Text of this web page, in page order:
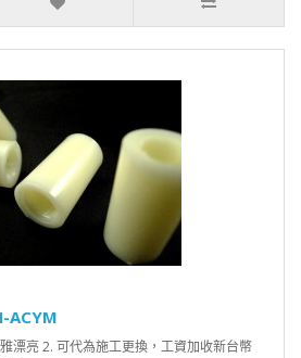
ACYM
漂亮 2. 可代為施工更換，工資加收新台幣